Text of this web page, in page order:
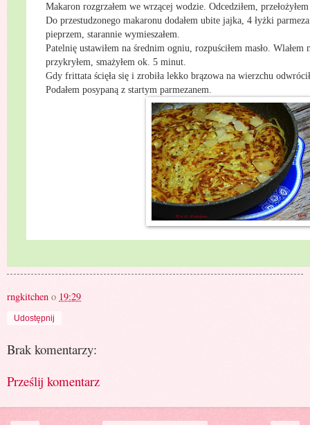
Makaron rozgrzałem we wrzącej wodzie. Odcedziłem,
Do przestudzonego makaronu dodałem ubite jajka, 4 łyżki
pieprzem, starannie wymieszałem.
Patelnię ustawiłem na średnim ogniu, rozpuściłem masło.
przykryłem, smażyłem ok. 5 minut.
Gdy frittata ścięła się i zrobiła lekko brązowa na wierzchu
Podałem posypaną z startym parmezanem.
rngkitchen o 19:29
Udostępnij
Brak komentarzy:
Prześlij komentarz